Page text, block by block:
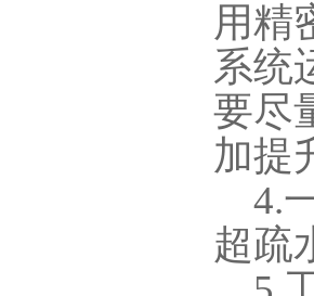
用精
系统
要尽
加提
4.
超疏